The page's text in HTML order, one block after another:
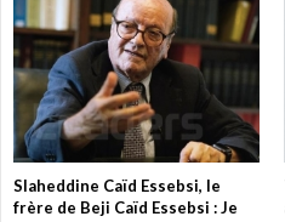
Slaheddine Caïd Essebsi, le
frère de Beji Caïd Essebsi : Je